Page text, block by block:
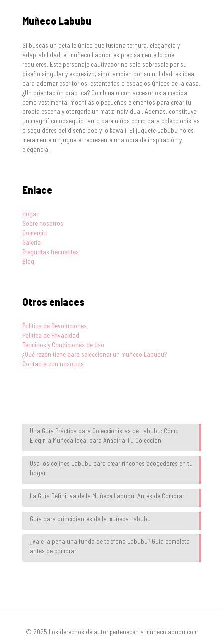
Muñeco Labubu
Si buscas un detalle único que fusiona ternura, elegancia y
adaptabilidad, el muñeco Labubu es precisamente lo que
requieres. Este personaje cautivador no solo sobresale por su
diseño singular y expresivo, sino también por su utilidad: es ideal
para adornar escritorios, estanterías o espacios únicos de la casa.
¿Un orientación práctica? Combinalo con accesorios a medida
como vestimenta, mochilas o pequeños elementos para crear tu
propia escena y otorgarle un matiz individual. Además, constituye
un magnífico obsequio tanto para niños como para coleccionistas
o seguidores del diseño pop y lo kawaii. El juguete Labubu no es
meramente un juguete: representa una obra de inspiración y
elegancia.
Enlace
Hogar
Sobre nosotros
Comercio
Galería
Preguntas frecuentes
Blog
Otros enlaces
Política de Devoluciones
Política de Privacidad
Términos y Condiciones de Uso
¿Qué razón tiene para seleccionar un muñeco Labubu?
Contacta con nosotros
Una Guía Práctica para Coleccionistas de Labubu: Cómo
Elegir la Muñeca Ideal para Añadir a Tu Colección
Usa los cojines Labubu para crear rincones acogedores en tu
hogar
La Guía Definitiva de la Muñeca Labubu: Antes de Comprar
Guía para principiantes de la muñeca Labubu
¿Vale la pena una funda de teléfono Labubu? Guía completa
antes de comprar
© 2025 Los derechos de autor pertenecen a munecolabubu.com